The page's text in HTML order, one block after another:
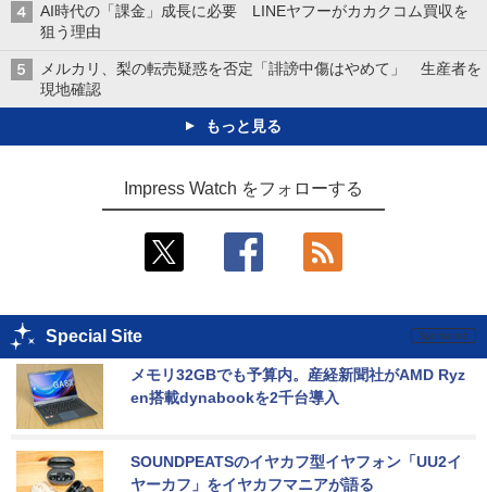
AI時代の「課金」成長に必要 LINEヤフーがカカクコム買収を
狙う理由
メルカリ、梨の転売疑惑を否定「誹謗中傷はやめて」 生産者を
現地確認
もっと見る
Impress Watch をフォローする
Special Site
メモリ32GBでも予算内。産経新聞社がAMD Ryz
en搭載dynabookを2千台導入
SOUNDPEATSのイヤカフ型イヤフォン「UU2イ
ヤーカフ」をイヤカフマニアが語る